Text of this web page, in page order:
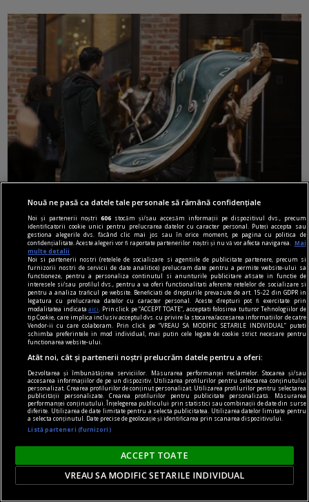
dalí
„Bucureștiul reflectă perfect genul de om care a
fost Dalí“ interviu cu Jasmine MERLI, curatorul
expoziției „Universului lui Salvador Dalí“ deschisă
la ARCUB
Însă, mai presus de orice, noi sperăm că vizita o
să le facă pur și simplu plăcere.
Sever VOINESCU
Nouă ne pasă ca datele tale personale să rămână confidențiale
Noi și partenerii noștri606 stocăm și/sau accesăm informații pe dispozitivul dvs., precum
identificatorii cookie unici pentru prelucrarea datelor cu caracter personal. Puteți accepta sau
gestiona alegerile dvs. făcând clic mai jos sau în orice moment, pe pagina cu politica de
confidențialitate. Aceste alegeri vor fi raportate partenerilor noștri și nu vă vor afecta navigarea.
Mai
multe detalii
Noi si partenerii nostri (retelele de socializare si agentiile de publicitate partenere, precum si
furnizorii nostri de servicii de date analitice) prelucram date pentru a permite website-ului sa
functioneze, pentru a personaliza continutul si anunturile publicitare afisate in functie de
interesele si/sau profilul dvs., pentru a va oferi functionalitati aferente retelelor de socializare si
pentru a analiza traficul pe website. Beneficiati de drepturile prevazute de art. 15-22 din GDPR in
legatura cu prelucrarea datelor cu caracter personal. Aceste drepturi pot fi exercitate prin
modalitatea indicataaici
. Prin click pe “ACCEPT TOATE”, acceptati folosirea tuturor Tehnologiilor de
tip Cookie, care implica inclusiv acceptul dvs. cu privire la stocarea/accesarea informatiilor de catre
Vendor-ii cu care colaboram. Prin click pe “VREAU SA MODIFIC SETARILE INDIVIDUAL” puteti
schimba preferintele in mod individual, mai putin cele legate de cookie strict necesare pentru
functionarea website-ului.
Atât noi, cât și partenerii noștri prelucrăm datele pentru a oferi:
Dezvoltarea și îmbunătățirea serviciilor. Măsurarea performanței reclamelor. Stocarea și/sau
accesarea informațiilor de pe un dispozitiv. Utilizarea profilurilor pentru selectarea conținutului
personalizat. Crearea profilurilor de conținut personalizat. Utilizarea profilurilor pentru selectarea
publicității personalizate. Crearea profilurilor pentru publicitate personalizată. Măsurarea
performanței conținutului. Înțelegerea publicului prin statistici sau combinații de date din surse
diferite. Utilizarea de date limitate pentru a selecta publicitatea. Utilizarea datelor limitate pentru
a selecta conținutul. Date precise de geolocație și identificarea prin scanarea dispozitivului.
Listă parteneri (furnizori)
ACCEPT TOATE
VREAU SA MODIFIC SETARILE INDIVIDUAL